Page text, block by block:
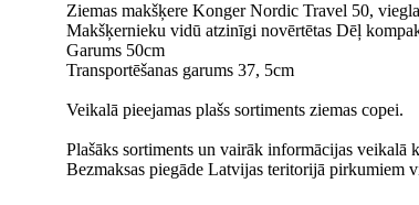
Ziemas makšķere Konger Nordic Travel 50,
Makšķernieku vidū atzinīgi novērtētas Dēļ
Garums 50cm
Transportēšanas garums 37, 5cm
Veikalā pieejamas plašs sortiments ziemas copei.
Plašāks sortiments un vairāk informācijas veikalā
Bezmaksas piegāde Latvijas teritorijā pirkumiem